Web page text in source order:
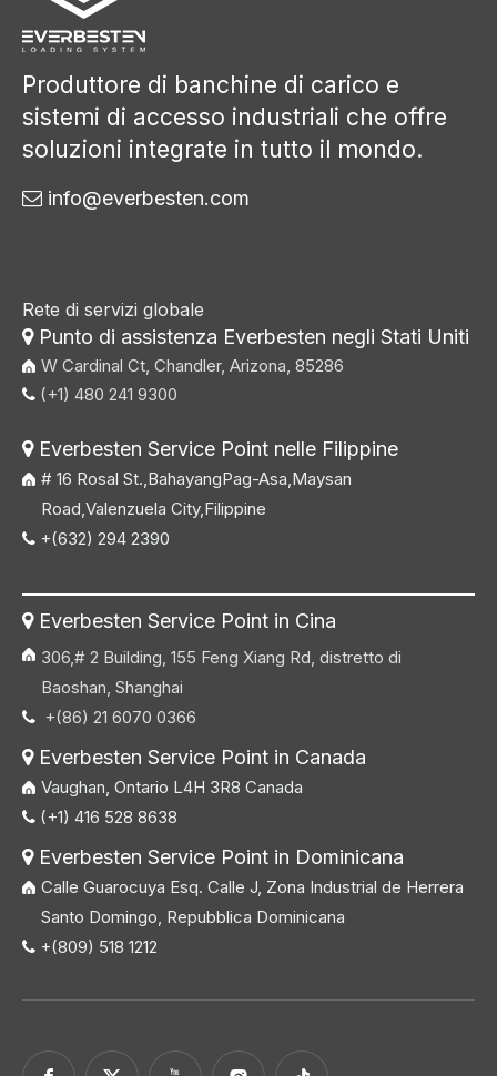
Produttore di banchine di carico e
sistemi di accesso industriali che offre
soluzioni integrate in tutto il mondo.
 info@everbesten.com
Rete di servizi globale
Punto di assistenza Everbesten negli Stati Uniti
W Cardinal Ct, Chandler, Arizona, 85286
 (+1) 480 241 9300
Everbesten Service Point nelle Filippine
# 16 Rosal St.,BahayangPag-Asa,Maysan
Road,Valenzuela City,Filippine
 +(632) 294 2390
Everbesten Service Point in Cina
306,# 2 Building, 155 Feng Xiang Rd, distretto di
Baoshan, Shanghai
 +(86) 21 6070 0366
Everbesten Service Point in Canada
Vaughan, Ontario L4H 3R8 Canada
 (+1) 416 528 8638
Everbesten Service Point in Dominicana
Calle Guarocuya Esq. Calle J, Zona Industrial de Herrera
Santo Domingo, Repubblica Dominicana
 +(809) 518 1212